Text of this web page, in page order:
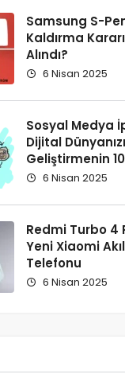
Samsung S-
Kaldırma
Alındı?
6 Nisan 2025
Sosyal Medya
Dijital Dünyanızı
Geliştirmenin
6 Nisan 2025
Redmi Turbo 4
Yeni Xiaomi
Telefonu
6 Nisan 2025